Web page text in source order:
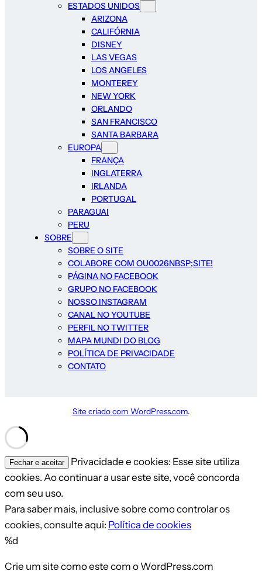
ESTADOS UNIDOS
ARIZONA
CALIFÓRNIA
DISNEY
LAS VEGAS
LOS ANGELES
MONTEREY
NEW YORK
ORLANDO
SAN FRANCISCO
SANTA BARBARA
EUROPA
FRANÇA
INGLATERRA
IRLANDA
PORTUGAL
PARAGUAI
PERU
SOBRE
SOBRE O SITE
COLABORE COM OU0026NBSP;SITE!
PÁGINA NO FACEBOOK
GRUPO NO FACEBOOK
NOSSO INSTAGRAM
CANAL NO YOUTUBE
PERFIL NO TWITTER
MAPA MUNDI DO BLOG
POLÍTICA DE PRIVACIDADE
CONTATO
Site criado com WordPress.com.
Privacidade e cookies: Esse site utiliza
cookies. Ao continuar a usar este site, você concorda
com seu uso.
Para saber mais, inclusive sobre como controlar os
cookies, consulte aqui: Política de cookies
%d
Crie um site como este com o WordPress.com